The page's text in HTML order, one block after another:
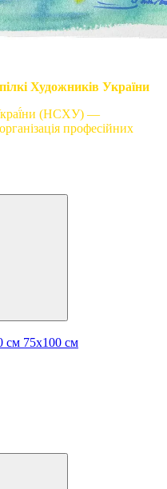
Художників України
Украї́ни (НСХУ) —
професійних
см 75х100 см